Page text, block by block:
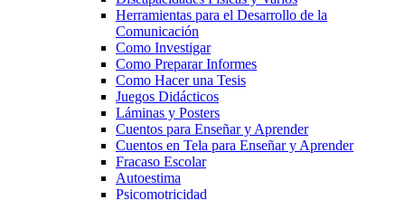
Herramientas para el Desarrollo de la
Comunicación
Como Investigar
Como Preparar Informes
Como Hacer una Tesis
Juegos Didácticos
Láminas y Posters
Cuentos para Enseñar y Aprender
Cuentos en Tela para Enseñar y Aprender
Fracaso Escolar
Autoestima
Psicomotricidad